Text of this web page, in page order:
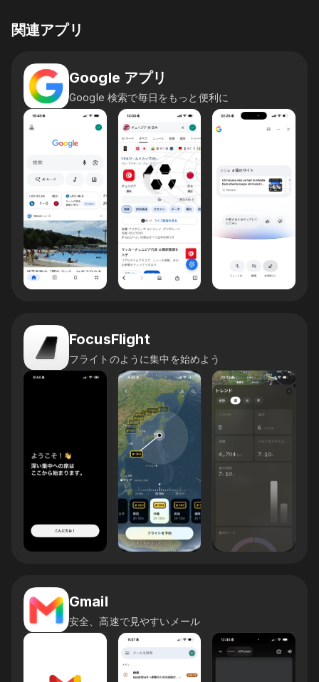
関連アプリ
Google アプリ
Google 検索で毎日をもっと便利に
FocusFlight
フライトのように集中を始めよう
Gmail
安全、高速で見やすいメール